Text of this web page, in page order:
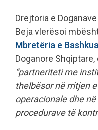
Drejtoria e
Beja vlerësoi
Mbretëria e
Doganore
“partneriteti me
thelbësor në rritjen
operacionale dhe
procedurave të